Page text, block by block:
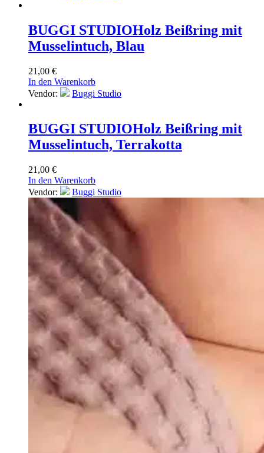
BUGGI STUDIOHolz Beißring mit
Musselintuch, Blau
21,00 €
In den Warenkorb
Vendor:
Buggi Studio
BUGGI STUDIOHolz Beißring mit
Musselintuch, Terrakotta
21,00 €
In den Warenkorb
Vendor:
Buggi Studio